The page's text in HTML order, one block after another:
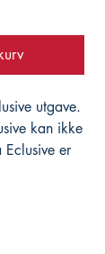
utgave.
kan ikke
Eclusive er